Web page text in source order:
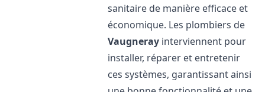
sanitaire de manière efficace et
économique. Les plombiers de
Vaugneray interviennent pour
installer, réparer et entretenir
ces systèmes, garantissant ainsi